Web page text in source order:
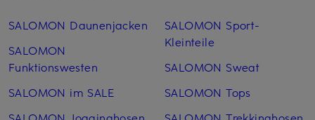
SALOMON Daunenjacken
SALOMON
Funktionswesten
SALOMON im SALE
SALOMON Sport-
Kleinteile
SALOMON Sweat
SALOMON Tops